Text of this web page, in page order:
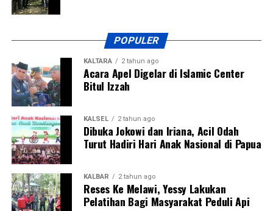
POPULER
KALTARA 2 tahun ago
Acara Apel Digelar di Islamic Center
Bitul Izzah
KALSEL 2 tahun ago
Dibuka Jokowi dan Iriana, Acil Odah
Turut Hadiri Hari Anak Nasional di Papua
KALBAR 2 tahun ago
Reses Ke Melawi, Yessy Lakukan
Pelatihan Bagi Masyarakat Peduli Api